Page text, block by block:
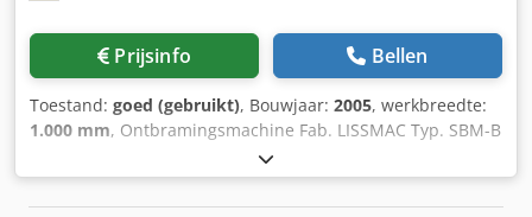
onder stroom
Prijsinfo Bellen
Toestand: goed (gebruikt), Bouwjaar: 2005, werkbreedte:
1.000 mm, Ontbramingsmachine Fab. LISSMAC Typ. SBM-B
1000 Jaar 2005 Technische gegevens Merk: LISSMAC Type:
SBM-B 1000 Bouwjaar: 2005 Doorgangsbreedte: 1000 mm
Djdevgb Hgopfx Ackjkr Plaatdikte: max. 20 mm